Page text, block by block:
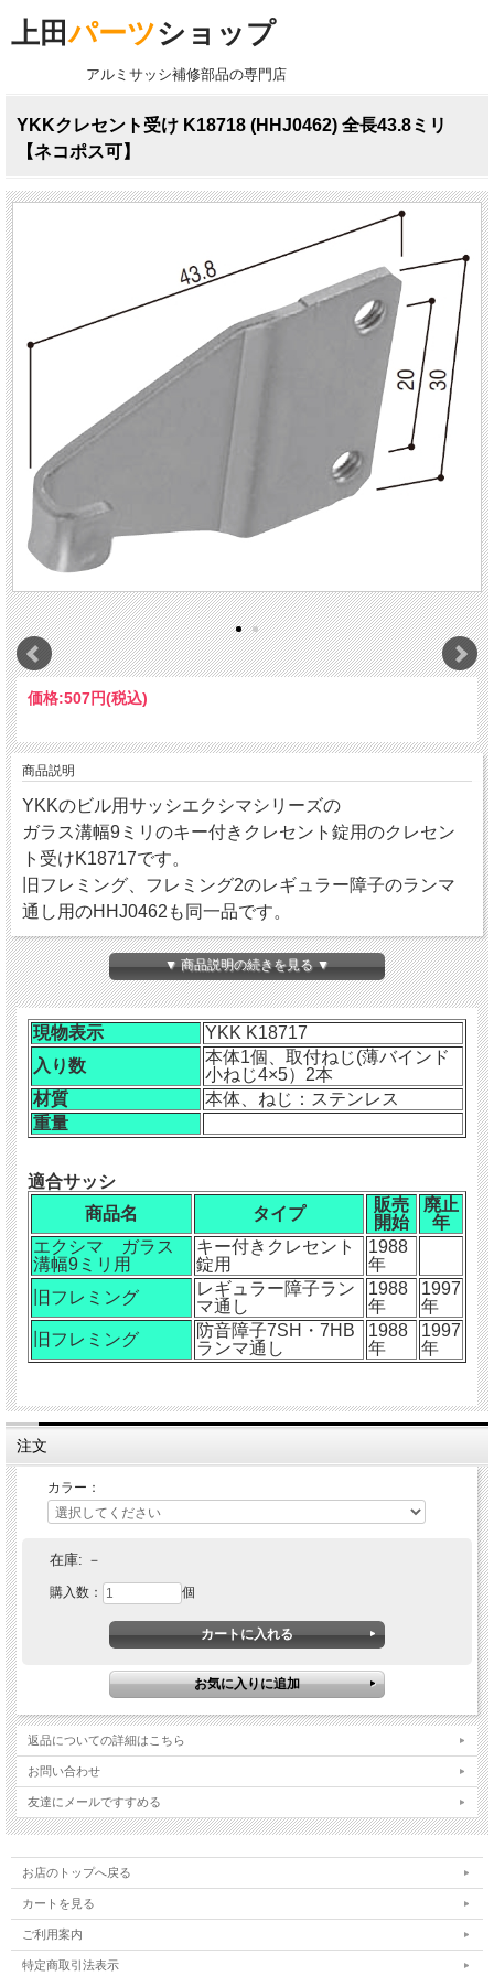
上田パーツショップ
アルミサッシ補修部品の専門店
YKKクレセント受け K18718 (HHJ0462) 全長43.8ミリ
【ネコポス可】
価格:507円(税込)
商品説明
YKKのビル用サッシエクシマシリーズの
ガラス溝幅9ミリのキー付きクレセント錠用のクレセン
ト受けK18717です。
旧フレミング、フレミング2のレギュラー障子のランマ
通し用のHHJ0462も同一品です。
▼ 商品説明の続きを見る ▼
現物表示
YKK K18717
入り数
本体1個、取付ねじ(薄バインド
小ねじ4×5）2本
材質
本体、ねじ：ステンレス
重量
適合サッシ
商品名
タイプ
販売
開始
廃止
年
エクシマ ガラス
溝幅9ミリ用
キー付きクレセント
錠用
1988
年
旧フレミング
レギュラー障子ラン
マ通し
1988
年
1997
年
旧フレミング
防音障子7SH・7HB
ランマ通し
1988
年
1997
年
注文
カラー：
在庫: －
購入数： 個
返品についての詳細はこちら
お問い合わせ
友達にメールですすめる
お店のトップへ戻る
カートを見る
ご利用案内
特定商取引法表示